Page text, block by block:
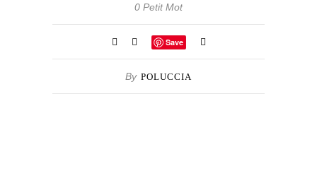
0 Petit Mot
Save
By POLUCCIA